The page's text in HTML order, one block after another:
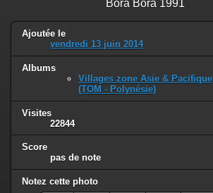
Bora Bora 1991
Ajoutée le
vendredi 13 juin 2014
Albums
Villages zone Asie & Pacifique
(TOM - Polynésie)
Visites
22844
Score
pas de note
Notez cette photo